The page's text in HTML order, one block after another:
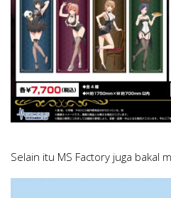
Selain itu MS Factory juga bakal